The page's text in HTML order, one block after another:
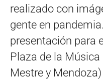
realizado con
gente en
presentación para
Plaza de la
Mestre y